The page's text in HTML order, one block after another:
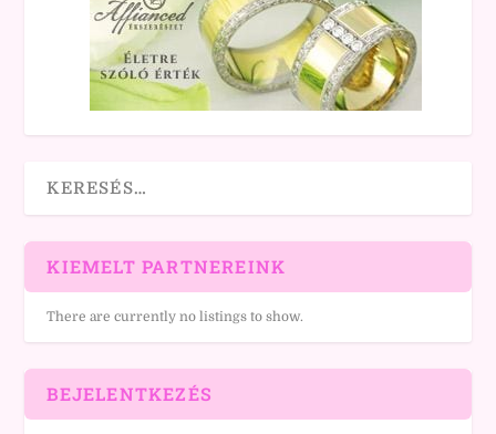
KIEMELT PARTNEREINK
There are currently no listings to show.
BEJELENTKEZÉS